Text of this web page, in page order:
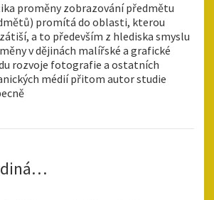
proměny zobrazování předmětu
promítá do oblasti, kterou
a to především z hlediska smyslu
v dějinách malířské a grafické
rozvoje fotografie a ostatních
médií přitom autor studie